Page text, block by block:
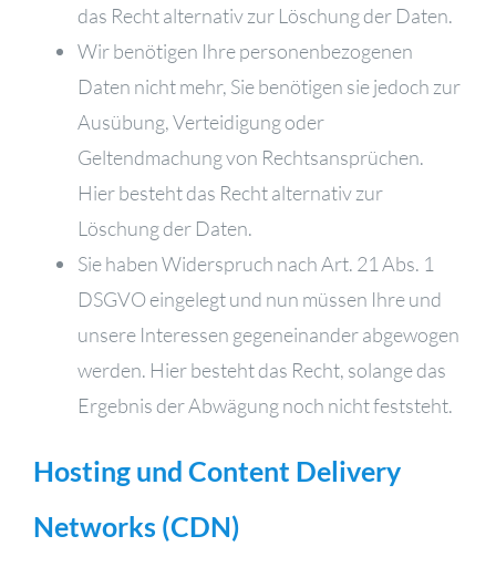
das Recht alternativ zur Löschung der Daten.
Wir benötigen Ihre personenbezogenen
Daten nicht mehr, Sie benötigen sie jedoch zur
Ausübung, Verteidigung oder
Geltendmachung von Rechtsansprüchen.
Hier besteht das Recht alternativ zur
Löschung der Daten.
Sie haben Widerspruch nach Art. 21 Abs. 1
DSGVO eingelegt und nun müssen Ihre und
unsere Interessen gegeneinander abgewogen
werden. Hier besteht das Recht, solange das
Ergebnis der Abwägung noch nicht feststeht.
Hosting und Content Delivery
Networks (CDN)